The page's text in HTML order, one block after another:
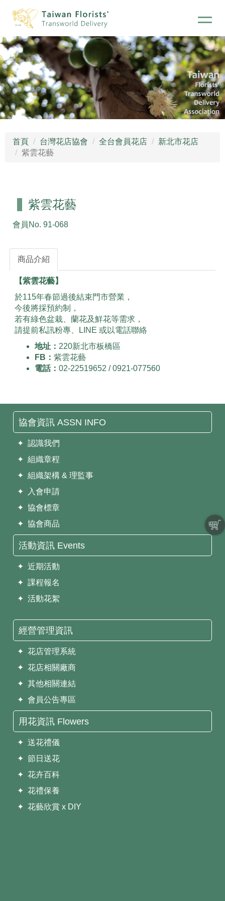
首頁 台灣花店協會 全台會員花店
新北市花店
紫雲花藝
紫雲花藝
會員No. 91-068
商品介紹
【紫雲花藝】
於115年春節過後結束門市營業，
今後將採預約制，
若有綠色盆栽、蘭花及鮮花等需求，
請提前私訊粉專、LINE 或以電話聯絡
地址： 220新北市板橋區
FB：紫雲花藝
電話：02-22519652 / 0921-077560
協會資訊 ASSN INFO
✦ 認識我們
✦ 組織章程
✦ 組織架構 & 理監事
✦ 入會申請
✦ 協會標章
✦ 協會商品
活動資訊 Events
✦ 近期活動
✦ 課程報名
✦ 活動花絮
經營管理資訊
✦ 花店管理系統
✦ 花店相關廠商
✦ 其他相關連結
✦ 會員公告專區
用花資訊 Flowers
✦ 送花禮儀
✦ 節日送花
✦ 花卉百科
✦ 花禮保養
✦ 花藝欣賞 x DIY